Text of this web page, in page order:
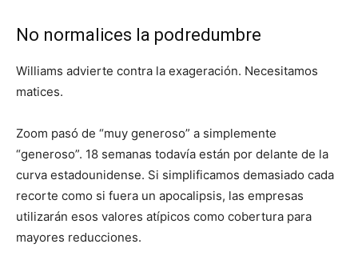
No normalices la podredumbre
Williams advierte contra la exageración. Necesitamos
matices.
Zoom pasó de “muy generoso” a simplemente
“generoso”. 18 semanas todavía están por delante de la
curva estadounidense. Si simplificamos demasiado cada
recorte como si fuera un apocalipsis, las empresas
utilizarán esos valores atípicos como cobertura para
mayores reducciones.